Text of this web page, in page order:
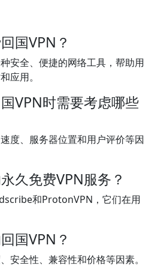
国VPN？
安全、便捷的网络工具，帮助用
应用。
VPN时需要考虑哪些
度、服务器位置和用户评价等因
久免费VPN服务？
和ProtonVPN，它们在用
国VPN？
安全性、兼容性和价格等因素。